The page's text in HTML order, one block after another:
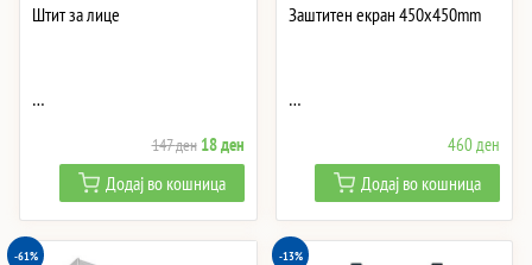
Штит за лице
…
147ден Original
price
was:
147 ден.
18денCurrent
price
is:
18 ден.
Додај во кошница
Заштитен екран 450x450mm
…
460 ден
Додај во кошница
-61% -13%